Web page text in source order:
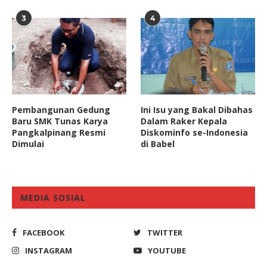
3
Pembangunan Gedung
Baru SMK Tunas Karya
Pangkalpinang Resmi
Dimulai
4
Ini Isu yang Bakal Dibahas
Dalam Raker Kepala
Diskominfo se-Indonesia
di Babel
MEDIA SOSIAL
FACEBOOK
TWITTER
INSTAGRAM
YOUTUBE